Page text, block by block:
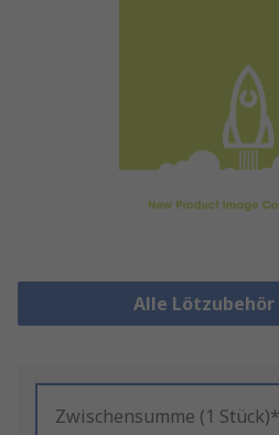
Alle Lötzubehör
Zwischensumme (1 Stück)*